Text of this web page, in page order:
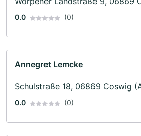
0.0 (0)
Annegret Lemcke
Schulstraße 18, 06869 Coswig
0.0 (0)